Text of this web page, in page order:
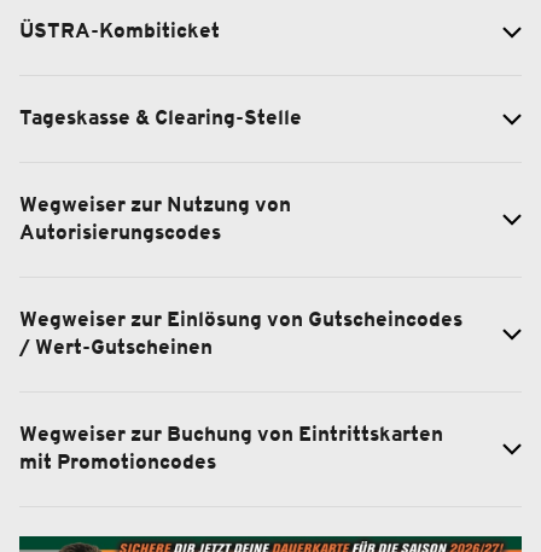
ÜSTRA-Kombiticket
Tageskasse & Clearing-Stelle
Wegweiser zur Nutzung von
Autorisierungscodes
Wegweiser zur Einlösung von Gutscheincodes
/ Wert-Gutscheinen
Wegweiser zur Buchung von Eintrittskarten
mit Promotioncodes